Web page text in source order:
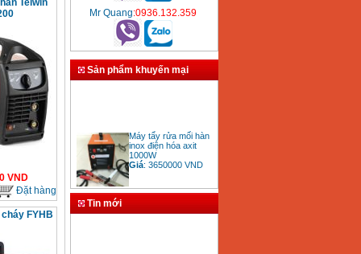
Telwin
VND
Đặt hàng
FYHB
Mr Quang:0936.132.359
Sản phẩm khuyến mại
inox điện hóa axit
1000W
Giá:3650000
Tin mới